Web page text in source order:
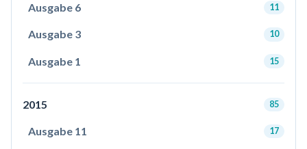
Ausgabe 6 11
Ausgabe 3 10
Ausgabe 1 15
2015 85
Ausgabe 11 17